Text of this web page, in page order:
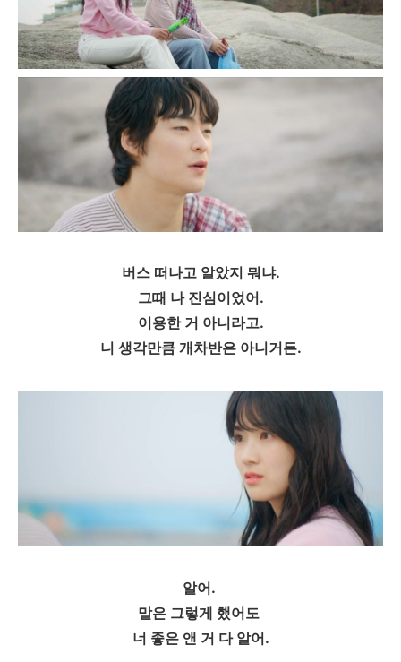
버스 떠나고 알았지 뭐냐.
그때 나 진심이었어.
이용한 거 아니라고.
니 생각만큼 개차반은 아니거든.
알어.
말은 그렇게 했어도
너 좋은 앤 거 다 알어.